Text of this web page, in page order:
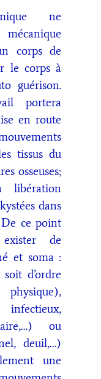
ne
corps de
le corps à
guérison.
portera
en route
tissus du
osseuses;
libération
dans
ce point
de
et soma :
d’ordre
ou
deuil,…)
une